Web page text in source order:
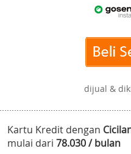
dijual &
Kartu Kredit dengan
mulai dari 78.030 / bulan